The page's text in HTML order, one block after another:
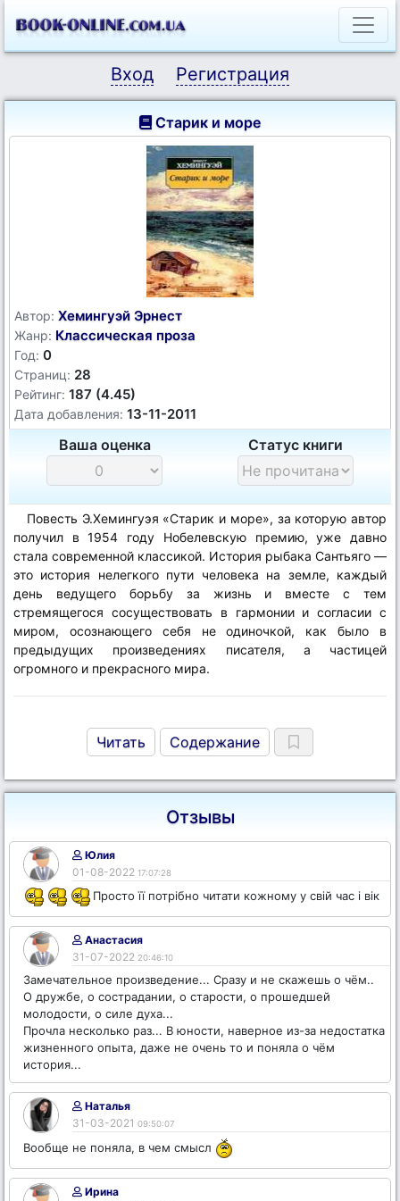
Вход Регистрация
Старик и море
Автор: Хемингуэй Эрнест
Жанр: Классическая проза
Год: 0
Страниц: 28
Рейтинг: 187 (4.45)
Дата добавления: 13-11-2011
Ваша оценка Статус книги
Повесть Э.Хемингуэя «Старик и море», за которую автор
получил в 1954 году Нобелевскую премию, уже давно
стала современной классикой. История рыбака Сантьяго —
это история нелегкого пути человека на земле, каждый
день ведущего борьбу за жизнь и вместе с тем
стремящегося сосуществовать в гармонии и согласии с
миром, осознающего себя не одиночкой, как было в
предыдущих произведениях писателя, а частицей
огромного и прекрасного мира.
Читать Содержание
Отзывы
Юлия
01-08-2022 17:07:28
Просто її потрібно читати кожному у свій час і вік
Анастасия
31-07-2022 20:46:10
Замечательное произведение... Сразу и не скажешь о чём..
О дружбе, о сострадании, о старости, о прошедшей
молодости, о силе духа...
Прочла несколько раз... В юности, наверное из-за недостатка
жизненного опыта, даже не очень то и поняла о чём
история...
Наталья
31-03-2021 09:50:07
Вообще не поняла, в чем смысл
Ирина